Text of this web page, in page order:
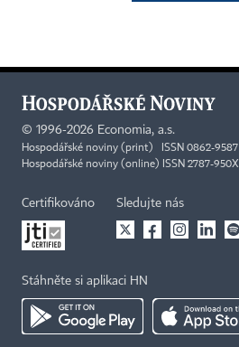
© 1996-2026 Economia, a.s.
Hospodářské noviny (print) ISSN 0862-9587
Hospodářské noviny (online) ISSN 2787-950X
Certifikováno Sledujte nás
Stáhněte si aplikaci HN